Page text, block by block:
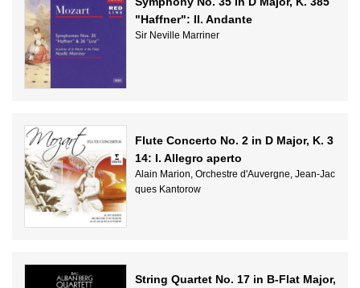
"Haffner": II. Andante
Sir Neville Marriner
Flute Concerto No. 2 in D Major, K. 3
14: I. Allegro aperto
Alain Marion, Orchestre d'Auvergne, Jean-Jac
ques Kantorow
String Quartet No. 17 in B-Flat Major,